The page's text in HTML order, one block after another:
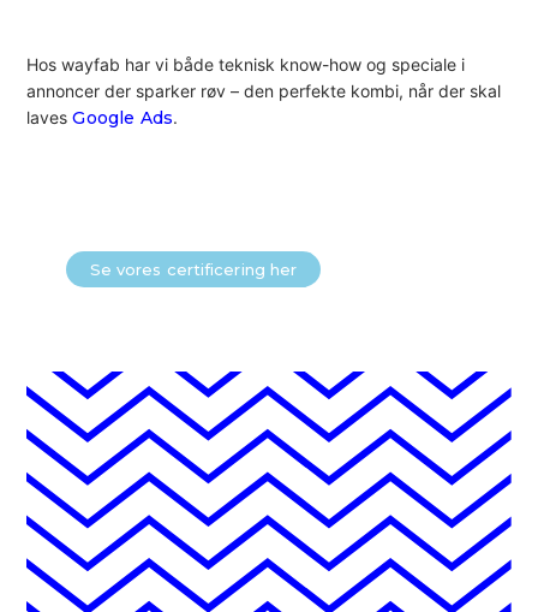
Hos wayfab har vi både teknisk know-how og speciale i
annoncer der sparker røv – den perfekte kombi, når der skal
lavesGoogle Ads.
Se vores certificering her